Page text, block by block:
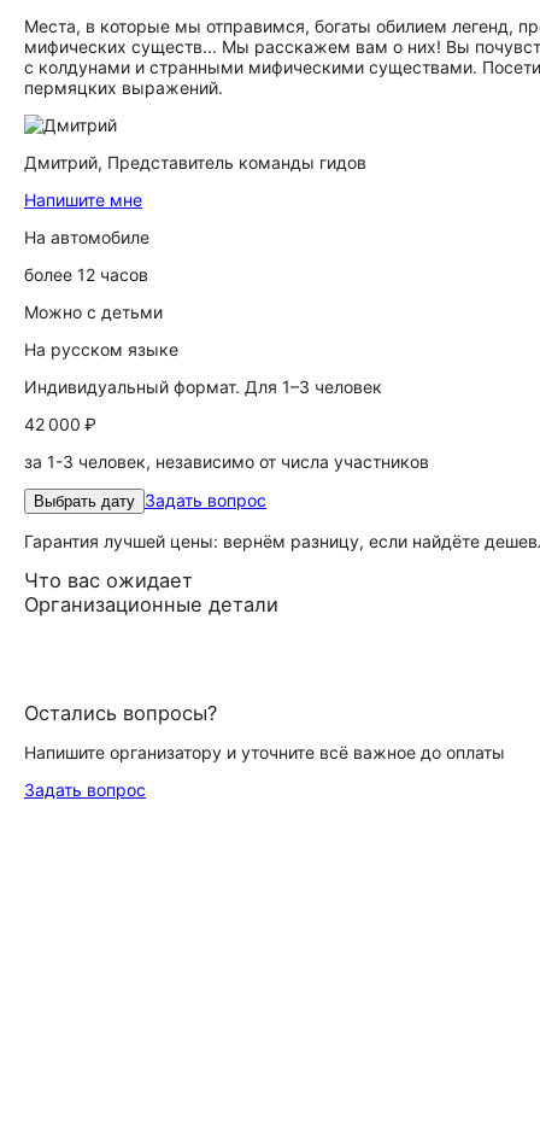
Места, в которые мы отправимся, богаты обилием легенд,
мифических существ... Мы расскажем вам о них! Вы
с колдунами и странными мифическими существами.
пермяцких выражений.
Дмитрий, Представитель команды гидов
Напишите мне
На автомобиле
более 12 часов
Можно с детьми
На русском языке
Индивидуальный формат. Для 1–3 человек
42 000 ₽
за 1-3 человек, независимо от числа участников
Выбрать дату Задать вопрос
Гарантия лучшей цены: вернём разницу, если найдёте
Что вас ожидает
Организационные детали
Остались вопросы?
Напишите организатору и уточните всё важное до оплаты
Задать вопрос